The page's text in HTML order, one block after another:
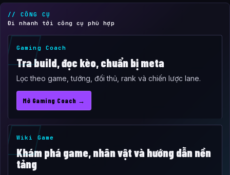
// CÔNG CỤ
Đi nhanh tới công cụ phù hợp
Gaming Coach
Tra build, đọc kèo, chuẩn bị meta
Lọc theo game, tướng, đối thủ, rank và chiến lược lane.
Mở Gaming Coach →
Wiki Game
Khám phá game, nhân vật và hướng dẫn nền
tảng